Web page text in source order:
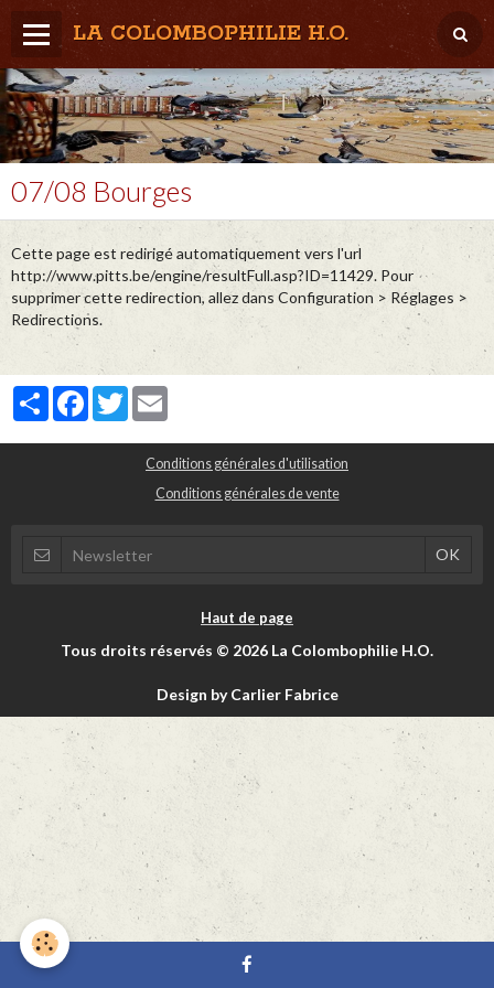
LA COLOMBOPHILIE H.O.
Home
Météo / Het weer
Lâcher / Los
Result. clubs, Provincial, (Inter)National
RFCB / KBDB
07/08 Bourges
Cette page est redirigé automatiquement vers l'url
http://www.pitts.be/engine/resultFull.asp?ID=11429. Pour
supprimer cette redirection, allez dans Configuration > Réglages >
Redirections.
PartagerFacebook
Twitter
Conditions générales d'utilisation
Conditions générales de vente
Haut de page
Tous droits réservés © 2026 La Colombophilie H.O.
Design by Carlier Fabrice